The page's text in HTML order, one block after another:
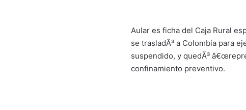
Aular es ficha del Caja Rural
se trasladÃ³ a Colombia para
suspendido, y quedÃ³
confinamiento preventivo.